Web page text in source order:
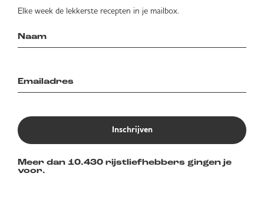
Elke week de lekkerste recepten in je mailbox.
Inschrijven
Meer dan 10.430 rijstliefhebbers gingen je
voor.